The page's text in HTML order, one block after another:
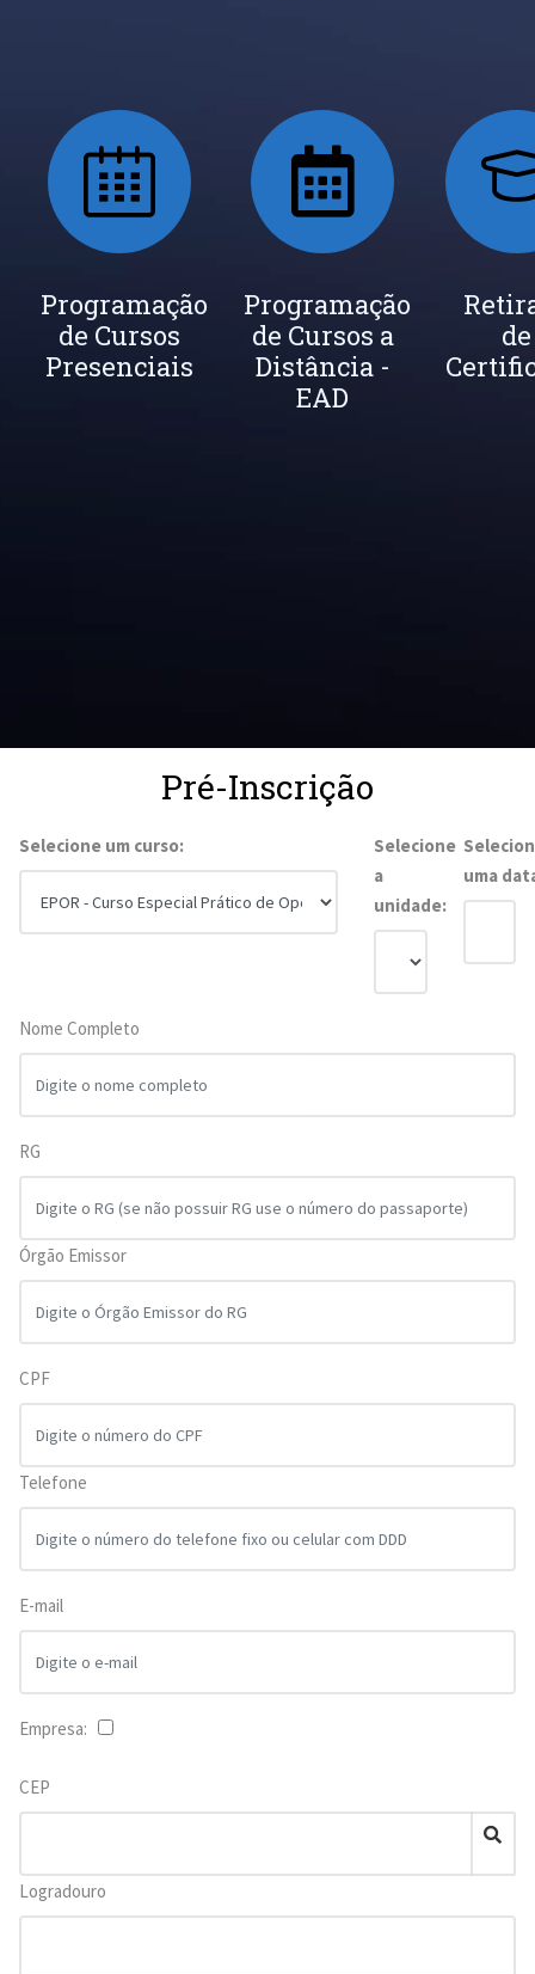
Seja um
Instrutor
Inscrição
Newsletter
Programação
de Cursos
Presenciais
Programação
de Cursos a
Distância -
EAD
de
Pré-Inscrição
Selecione um curso:
Selecione
a
unidade:
uma
Nome Completo
RG
Órgão Emissor
CPF
Telefone
E-mail
Empresa:
CEP
Logradouro